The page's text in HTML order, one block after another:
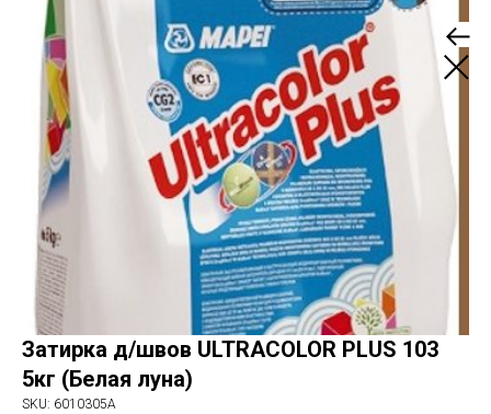
Затирка д/швов ULTRACOLOR PLUS 103
5кг (Белая луна)
SKU: 6010305A